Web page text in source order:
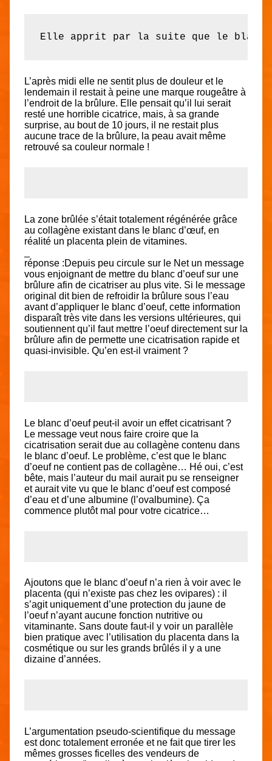
Elle apprit par la suite que le blanc
L’après midi elle ne sentit plus de douleur et le
lendemain il restait à peine une marque rougeâtre à
l’endroit de la brûlure. Elle pensait qu’il lui serait
resté une horrible cicatrice, mais, à sa grande
surprise, au bout de 10 jours, il ne restait plus
aucune trace de la brûlure, la peau avait même
retrouvé sa couleur normale !
La zone brûlée s’était totalement régénérée grâce
au collagène existant dans le blanc d’œuf, en
réalité un placenta plein de vitamines.
réponse :Depuis peu circule sur le Net un message
vous enjoignant de mettre du blanc d’oeuf sur une
brûlure afin de cicatriser au plus vite. Si le message
original dit bien de refroidir la brûlure sous l’eau
avant d’appliquer le blanc d’oeuf, cette information
disparaît très vite dans les versions ultérieures, qui
soutiennent qu’il faut mettre l’oeuf directement sur la
brûlure afin de permette une cicatrisation rapide et
quasi-invisible. Qu’en est-il vraiment ?
Le blanc d’oeuf peut-il avoir un effet cicatrisant ?
Le message veut nous faire croire que la
cicatrisation serait due au collagène contenu dans
le blanc d’oeuf. Le problème, c’est que le blanc
d’oeuf ne contient pas de collagène… Hé oui, c’est
bête, mais l’auteur du mail aurait pu se renseigner
et aurait vite vu que le blanc d’oeuf est composé
d’eau et d’une albumine (l’ovalbumine). Ça
commence plutôt mal pour votre cicatrice…
Ajoutons que le blanc d’oeuf n’a rien à voir avec le
placenta (qui n’existe pas chez les ovipares) : il
s’agit uniquement d’une protection du jaune de
l’oeuf n’ayant aucune fonction nutritive ou
vitaminante. Sans doute faut-il y voir un parallèle
bien pratique avec l’utilisation du placenta dans la
cosmétique ou sur les grands brûlés il y a une
dizaine d’années.
L’argumentation pseudo-scientifique du message
est donc totalement erronée et ne fait que tirer les
mêmes grosses ficelles des vendeurs de